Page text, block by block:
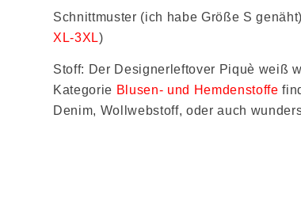
Schnittmuster (ich habe Größe S
XL-3XL)
Stoff: Der Designerleftover Piquè weiß
Kategorie Blusen- und Hemdenstoffe
Denim, Wollwebstoff, oder auch